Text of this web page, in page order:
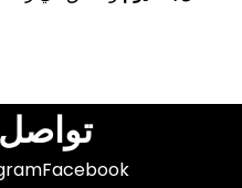
Facebook